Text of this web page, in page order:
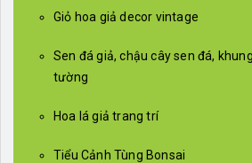
Giỏ hoa giả decor vintage
Sen đá giả, chậu cây sen đá,
tường
Hoa lá giả trang trí
Tiểu Cảnh Tùng Bonsai